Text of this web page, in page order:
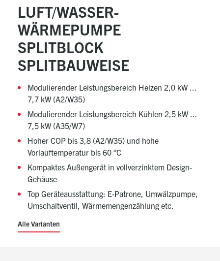
LUFT/WASSER-
WÄRMEPUMPE
SPLITBLOCK
SPLITBAUWEISE
Modulierender Leistungsbereich Heizen 2,0 kW ...
7,7 kW (A2/W35)
Modulierender Leistungsbereich Kühlen 2,5 kW ...
7,5 kW (A35/W7)
Hoher COP bis 3,8 (A2/W35) und hohe
Vorlauftemperatur bis 60 °C
Kompaktes Außengerät in vollverzinktem Design-
Gehäuse
Top Geräteausstattung: E-Patrone, Umwälzpumpe,
Umschaltventil, Wärmemengenzählung etc.
Alle Varianten